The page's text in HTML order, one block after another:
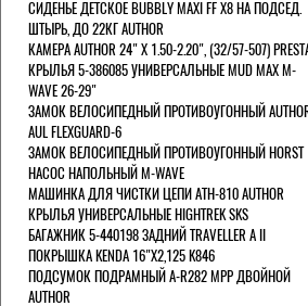
СИДЕНЬЕ ДЕТСКОЕ BUBBLY MAXI FF X8 НА ПОДСЕД.
ШТЫРЬ, ДО 22КГ AUTHOR
КАМЕРА AUTHOR 24" Х 1.50-2.20", (32/57-507)
КРЫЛЬЯ 5-386085 УНИВЕРСАЛЬНЫЕ MUD MAX M-
WAVE 26-29"
ЗАМОК ВЕЛОСИПЕДНЫЙ ПРОТИВОУГОННЫЙ
AUL FLEXGUARD-6
ЗАМОК ВЕЛОСИПЕДНЫЙ ПРОТИВОУГОННЫЙ HORST
НАСОС НАПОЛЬНЫЙ M-WAVE
МАШИНКА ДЛЯ ЧИСТКИ ЦЕПИ ATH-810 AUTHOR
КРЫЛЬЯ УНИВЕРСАЛЬНЫЕ HIGHTREK SKS
БАГАЖНИК 5-440198 ЗАДНИЙ TRAVELLER A II
ПОКРЫШКА KENDA 16"Х2,125 K846
ПОДСУМОК ПОДРАМНЫЙ A-R282 MPP ДВОЙНОЙ
AUTHOR